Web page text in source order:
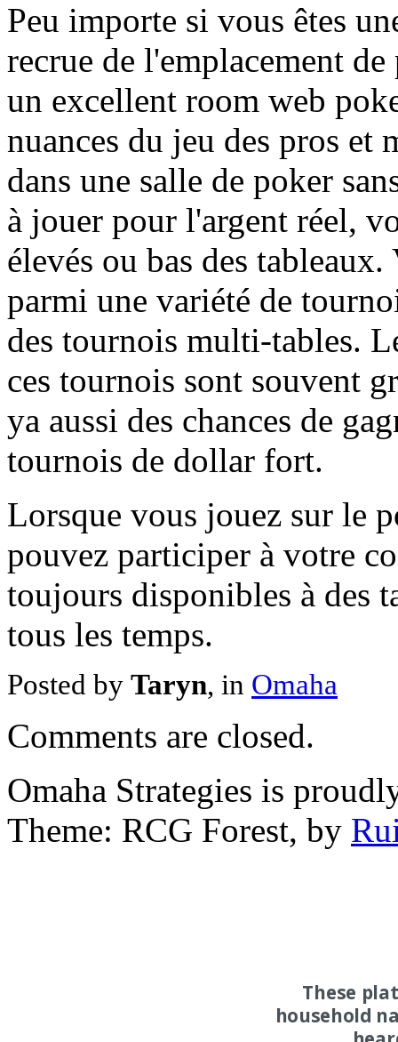
Peu importe si vous êtes
recrue de l'emplacement
un excellent room web
nuances du jeu des pros et
dans une salle de poker
à jouer pour l'argent réel,
élevés ou bas des
parmi une variété de
des tournois multi-tables.
ces tournois sont souvent
ya aussi des chances de
tournois de dollar fort.
Lorsque vous jouez sur le
pouvez participer à votre
toujours disponibles à des
tous les temps.
Posted by Taryn, in Omaha
Comments are closed.
Omaha Strategies is
Theme: RCG Forest, by
These
household